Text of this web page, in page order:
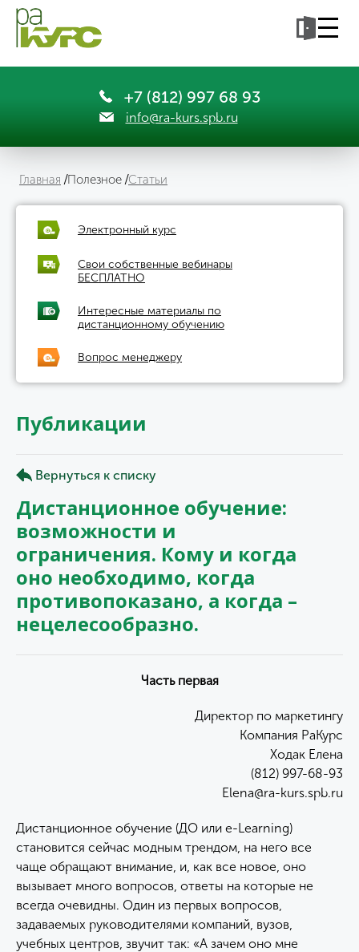
+7 (812) 997 68 93
info@ra-kurs.spb.ru
Главная Полезное Статьи
Электронный курс
Свои собственные вебинары
БЕСПЛАТНО
Интересные материалы по
дистанционному обучению
Вопрос менеджеру
Публикации
Вернуться к списку
Дистанционное обучение:
возможности и
ограничения. Кому и когда
оно необходимо, когда
противопоказано, а когда –
нецелесообразно.
Часть первая
Директор по маркетингу
Компания РаКурс
Ходак Елена
(812) 997-68-93
Elena@ra-kurs.spb.ru
Дистанционное обучение (ДО или e-Learning)
становится сейчас модным трендом, на него все
чаще обращают внимание, и, как все новое, оно
вызывает много вопросов, ответы на которые не
всегда очевидны. Один из первых вопросов,
задаваемых руководителями компаний, вузов,
учебных центров, звучит так: «А зачем оно мне